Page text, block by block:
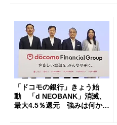
「ドコモの銀行」きょう始
動 「d NEOBANK」消滅、
最大4.5％還元 強みは何か解